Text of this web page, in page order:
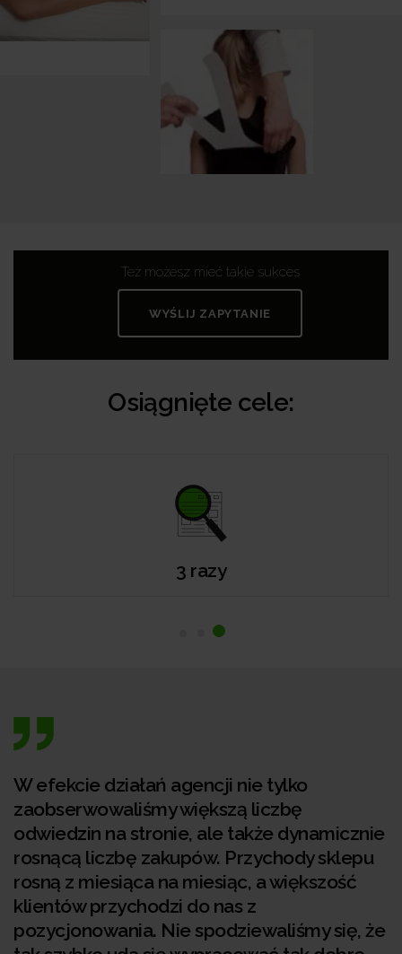
Też możesz mieć takie sukces
WYŚLIJ ZAPYTANIE
Osiągnięte cele:
3 razy
W efekcie działań agencji nie tylko
zaobserwowaliśmy większą liczbę
odwiedzin na stronie, ale także dynamicznie
rosnącą liczbę zakupów. Przychody sklepu
rosną z miesiąca na miesiąc, a większość
klientów przychodzi do nas z
pozycjonowania. Nie spodziewaliśmy się, że